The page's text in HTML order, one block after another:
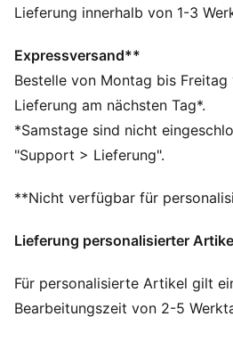
SOFTFOAM+: Bequeme
weiche Dämpfung sorgt
SOFTRIDE: Weicher
ganztägigen Komfort
DETAILS
Reguläre Breite
Synthetik
EVA-Zwischensohle
Gummisohle
Lieferung innerhalb von 1-3
Expressversand**
Bestelle von Montag bis
Lieferung am nächsten Tag*.
*Samstage sind nicht
"Support > Lieferung".
**Nicht verfügbar für
Lieferung personalisierter
Für personalisierte Artikel gilt
Bearbeitungszeit von 2-5